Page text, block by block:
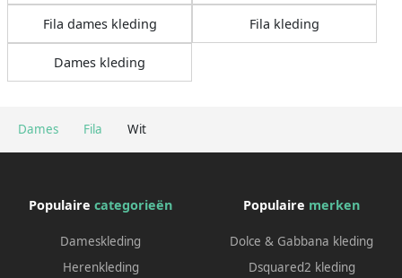
Dames Fila Wit
Fila dames kleding Fila kleding
Dames kleding
Populaire categorieën
Dameskleding
Herenkleding
Populaire merken
Dolce & Gabbana kleding
Dsquared2 kleding